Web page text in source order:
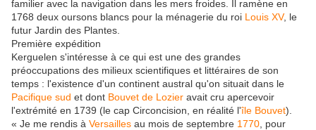
familier avec la navigation dans les mers froides. Il ramène en
1768 deux oursons blancs pour la ménagerie du roi Louis XV, le
futur Jardin des Plantes.
Première expédition
Kerguelen s'intéresse à ce qui est une des grandes
préoccupations des milieux scientifiques et littéraires de son
temps : l'existence d'un continent austral qu'on situait dans le
Pacifique sud et dont Bouvet de Lozier avait cru apercevoir
l'extrémité en 1739 (le cap Circoncision, en réalité l'île Bouvet).
« Je me rendis à Versailles au mois de septembre 1770 , pour